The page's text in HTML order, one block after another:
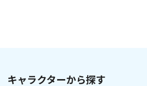
キャラクターから探す